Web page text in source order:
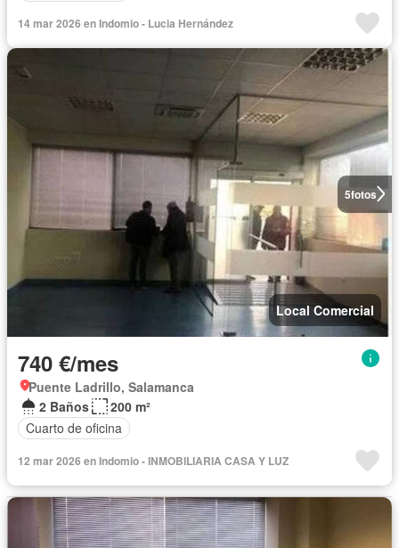
14 mar 2026 en Indomio - Lucia Hernández
5fotos
Local Comercial
740 €/mes
Puente Ladrillo, Salamanca
2 Baños
200 m²
Cuarto de oficina
12 mar 2026 en Indomio - INMOBILIARIA CASA Y LUZ